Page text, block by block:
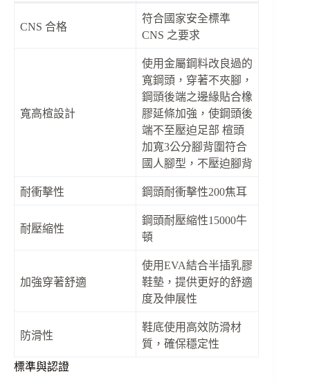
CNS 合格
符合國家安全標準
CNS 之要求
寬高楦設計
使用金屬鋼料改良過的
寬鋼頭，穿著不夾腳，
鋼頭後端之邊緣貼合橡
膠延條加強，使鋼頭後
端不至壓迫足部 楦頭
加寬3公分腳背圍符合
國人腳型，不壓迫腳背
耐衝擊性 鋼頭耐衝擊性200焦耳
耐壓縮性
鋼頭耐壓縮性15000牛
頓
加強穿著舒適
使用EVA結合半插乳膠
鞋墊，提供更好的舒適
度及伸展性
防滑性
鞋底使用高效防滑材
質，確保穩定性
標準與認證